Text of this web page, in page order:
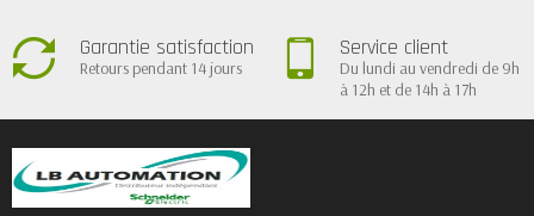
Garantie satisfaction
Retours pendant 14 jours
Service client
Du lundi au vendredi de 9h
à 12h et de 14h à 17h